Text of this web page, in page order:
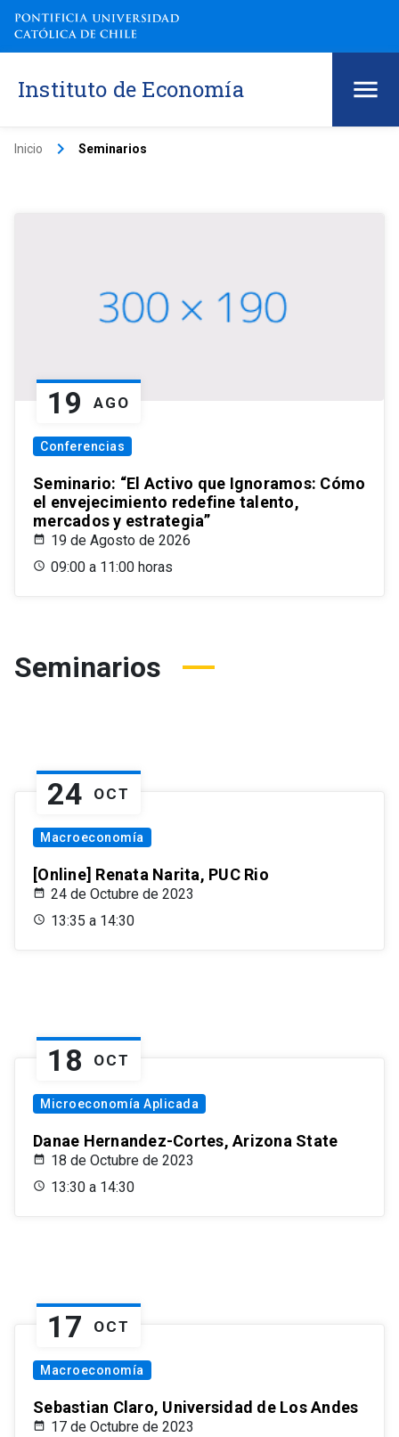
Instituto de Economía
Inicio keyboard_arrow_right Seminarios
19 AGO
Conferencias
Seminario: “El Activo que Ignoramos: Cómo
el envejecimiento redefine talento,
mercados y estrategia”
19 de Agosto de 2026
09:00 a 11:00 horas
Seminarios
24 OCT
Macroeconomía
[Online] Renata Narita, PUC Rio
24 de Octubre de 2023
13:35 a 14:30
18 OCT
Microeconomía Aplicada
Danae Hernandez-Cortes, Arizona State
18 de Octubre de 2023
13:30 a 14:30
17 OCT
Macroeconomía
Sebastian Claro, Universidad de Los Andes
17 de Octubre de 2023